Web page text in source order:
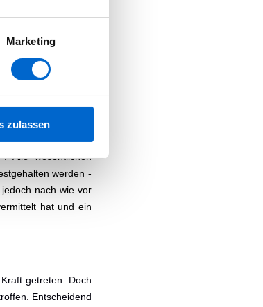
Marketing
zulassen
, Drei- und
"Ein Maklervertrag,
über eine
solchen Vertrages
". Alle wesentlichen
werden -
nach wie vor
hat und ein
getreten. Doch
Entscheidend